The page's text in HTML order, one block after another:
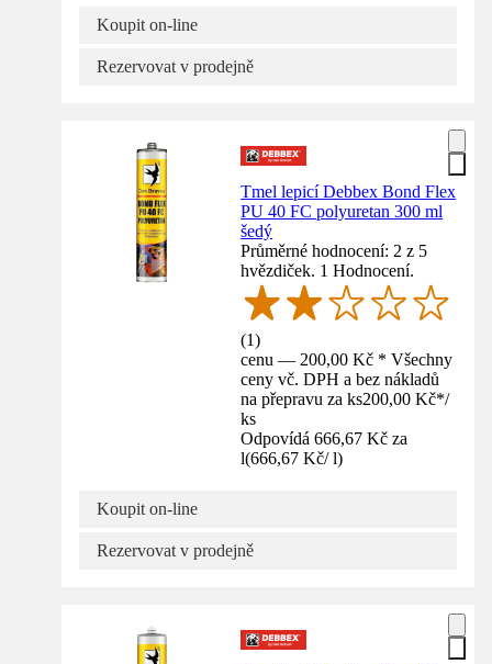
Koupit on-line
Rezervovat v prodejně
Tmel lepicí Debbex Bond Flex
PU 40 FC polyuretan 300 ml
šedý
Průměrné hodnocení: 2 z 5
hvězdiček. 1 Hodnocení.
(1)
cenu — 200,00 Kč * Všechny
ceny vč. DPH a bez nákladů
na přepravu za ks200,00 Kč*/
ks
Odpovídá 666,67 Kč za
l(666,67 Kč/ l)
Koupit on-line
Rezervovat v prodejně